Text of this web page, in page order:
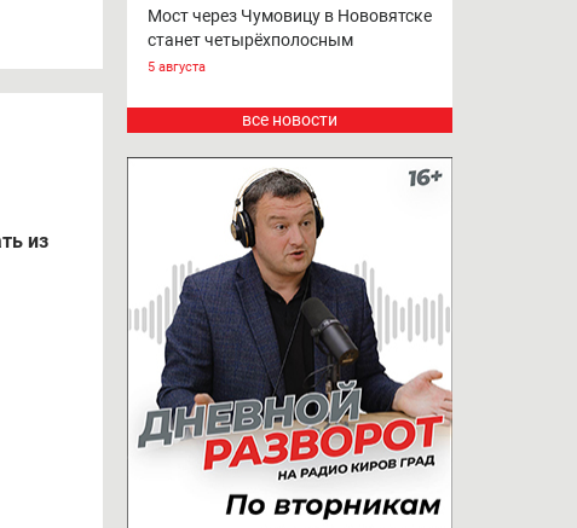
из
Мост через Чумовицу в Нововятске
станет четырёхполосным
5 августа
все новости